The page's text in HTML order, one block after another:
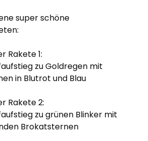
super schöne
Rakete 1:
zu Goldregen mit
in Blutrot und Blau
Rakete 2:
zu grünen Blinker mit
Brokatsternen